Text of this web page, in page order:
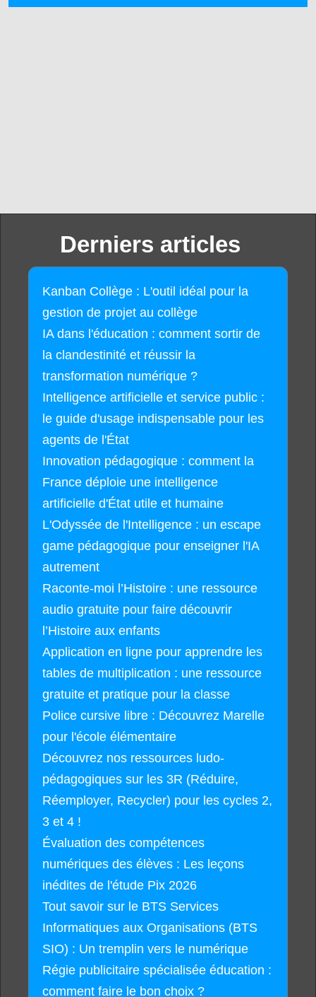
Derniers articles
Kanban Collège : L'outil idéal pour la
gestion de projet au collège
IA dans l'éducation : comment sortir de
la clandestinité et réussir la
transformation numérique ?
Intelligence artificielle et service public :
le guide d'usage indispensable pour les
agents de l'État
Innovation pédagogique : comment la
France déploie une intelligence
artificielle d'État utile et humaine
L'Odyssée de l'Intelligence : un escape
game pédagogique pour enseigner l'IA
autrement
Raconte-moi l’Histoire : une ressource
audio gratuite pour faire découvrir
l’Histoire aux enfants
Application en ligne pour apprendre les
tables de multiplication : une ressource
gratuite et pratique pour la classe
Police cursive libre : Découvrez Marelle
pour l'école élémentaire
Découvrez nos ressources ludo-
pédagogiques sur les 3R (Réduire,
Réemployer, Recycler) pour les cycles 2,
3 et 4 !
Évaluation des compétences
numériques des élèves : Les leçons
inédites de l'étude Pix 2026
Tout savoir sur le BTS Services
Informatiques aux Organisations (BTS
SIO) : Un tremplin vers le numérique
Régie publicitaire spécialisée éducation :
comment faire le bon choix ?